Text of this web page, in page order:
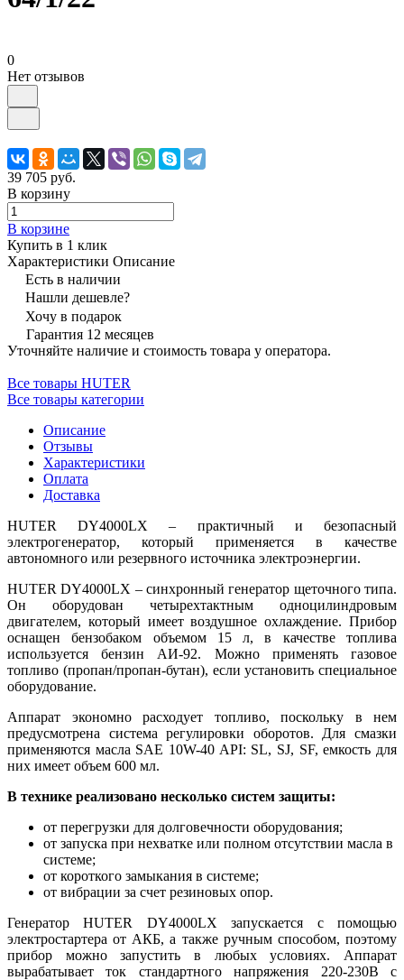
0
Нет отзывов
39 705 руб.
В корзину
В корзине
Купить в 1 клик
Характеристики Описание
Есть в наличии
Нашли дешевле?
Хочу в подарок
Гарантия 12 месяцев
Уточняйте наличие и стоимость товара у оператора.
Все товары HUTER
Все товары категории
Описание
Отзывы
Характеристики
Оплата
Доставка
HUTER DY4000LX – практичный и безопасный
электрогенератор, который применяется в качестве
автономного или резервного источника электроэнергии.
HUTER DY4000LX – синхронный генератор щеточного типа.
Он оборудован четырехтактным одноцилиндровым
двигателем, который имеет воздушное охлаждение. Прибор
оснащен бензобаком объемом 15 л, в качестве топлива
используется бензин АИ-92. Можно применять газовое
топливо (пропан/пропан-бутан), если установить специальное
оборудование.
Аппарат экономно расходует топливо, поскольку в нем
предусмотрена система регулировки оборотов. Для смазки
применяются масла SAE 10W-40 API: SL, SJ, SF, емкость для
них имеет объем 600 мл.
В технике реализовано несколько систем защиты:
от перегрузки для долговечности оборудования;
от запуска при нехватке или полном отсутствии масла в
системе;
от короткого замыкания в системе;
от вибрации за счет резиновых опор.
Генератор HUTER DY4000LX запускается с помощью
электростартера от АКБ, а также ручным способом, поэтому
прибор можно запустить в любых условиях. Аппарат
вырабатывает ток стандартного напряжения 220-230В с